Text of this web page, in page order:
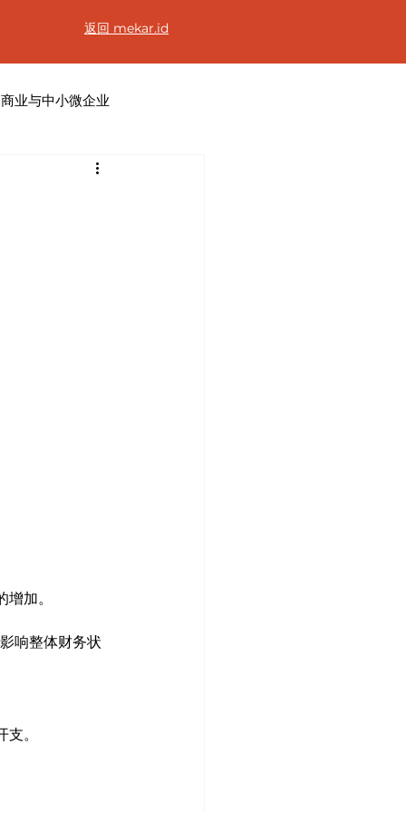
返回 mekar.id
商业与中小微企业
加。
响整体财务状
。